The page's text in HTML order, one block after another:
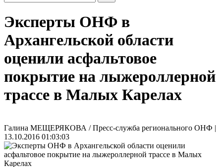
Эксперты ОНФ в
Архангельской области
оценили асфальтовое
покрытие на лыжероллерной
трассе в Малых Карелах
Галина МЕЩЕРЯКОВА / Пресс-служба регионального ОНФ |
13.10.2016 01:03:03